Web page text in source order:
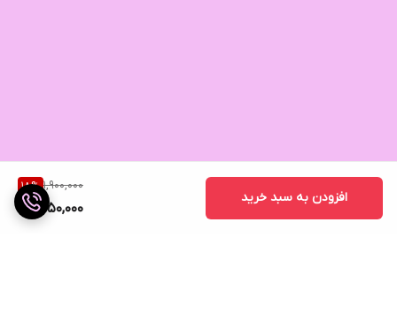
1,900,000
18%
1,550,000
افزودن به سبد خرید